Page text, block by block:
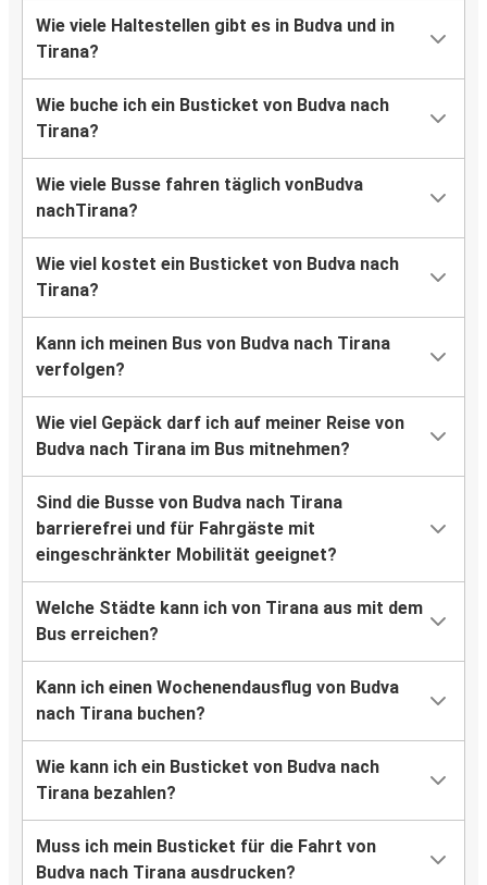
Wie viele Haltestellen gibt es in Budva und in
Tirana?
Wie buche ich ein Busticket von Budva nach
Tirana?
Wie viele Busse fahren täglich vonBudva
nachTirana?
Wie viel kostet ein Busticket von Budva nach
Tirana?
Kann ich meinen Bus von Budva nach Tirana
verfolgen?
Wie viel Gepäck darf ich auf meiner Reise von
Budva nach Tirana im Bus mitnehmen?
Sind die Busse von Budva nach Tirana
barrierefrei und für Fahrgäste mit
eingeschränkter Mobilität geeignet?
Welche Städte kann ich von Tirana aus mit dem
Bus erreichen?
Kann ich einen Wochenendausflug von Budva
nach Tirana buchen?
Wie kann ich ein Busticket von Budva nach
Tirana bezahlen?
Muss ich mein Busticket für die Fahrt von
Budva nach Tirana ausdrucken?